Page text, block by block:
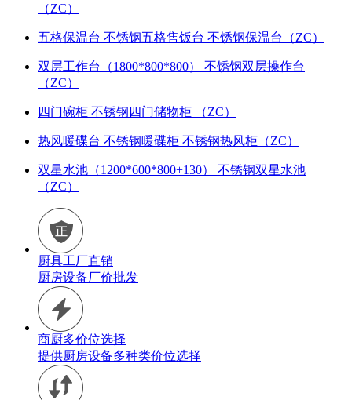
（ZC）
五格保温台 不锈钢五格售饭台 不锈钢保温台（ZC）
双层工作台（1800*800*800） 不锈钢双层操作台
（ZC）
四门碗柜 不锈钢四门储物柜 （ZC）
热风暖碟台 不锈钢暖碟柜 不锈钢热风柜（ZC）
双星水池（1200*600*800+130） 不锈钢双星水池
（ZC）
厨具工厂直销
厨房设备厂价批发
商厨多价位选择
提供厨房设备多种类价位选择